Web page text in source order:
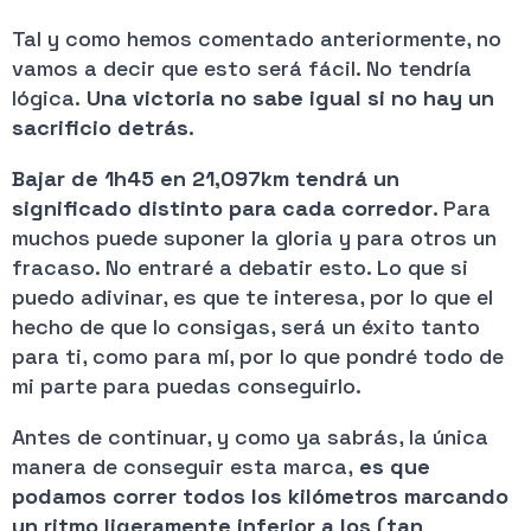
Tal y como hemos comentado anteriormente, no
vamos a decir que esto será fácil. No tendría
lógica. Una victoria no sabe igual si no hay un
sacrificio detrás.
Bajar de 1h45 en 21,097km tendrá un
significado distinto para cada corredor. Para
muchos puede suponer la gloria y para otros un
fracaso. No entraré a debatir esto. Lo que si
puedo adivinar, es que te interesa, por lo que el
hecho de que lo consigas, será un éxito tanto
para ti, como para mí, por lo que pondré todo de
mi parte para puedas conseguirlo.
Antes de continuar, y como ya sabrás, la única
manera de conseguir esta marca, es que
podamos correr todos los kilómetros marcando